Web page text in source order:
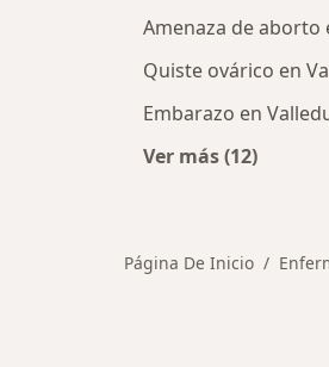
Amenaza de aborto
Quiste ovárico en
Embarazo en
Ver más (12)
Página De Inicio